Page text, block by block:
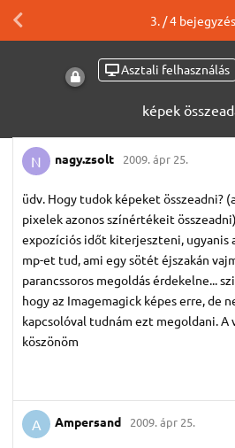
Asztali felhasználás
képek
3. /4bejegyzés
N nagy.​zsolt 2009. ápr 25.
üdv. Hogy tudok képeket összeadni?
pixelek azonos színértékeit
expozíciós időt kiterjeszteni, ugyanis
mp-et tud, ami egy sötét éjszakán
parancssoros megoldás érdekelne...
hogy az Imagemagick képes erre, de
kapcsolóval tudnám ezt megoldani. A
köszönöm
A Ampersand 2009. ápr 25.